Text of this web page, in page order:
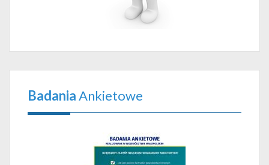
BadaniaAnkietowe